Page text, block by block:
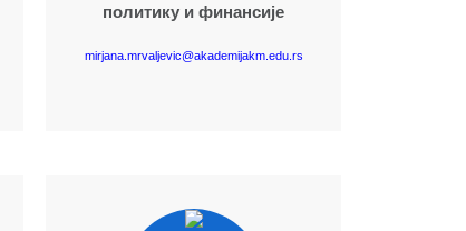
политику и финансије
mirjana.mrvaljevic@akademijakm.edu.rs
Више о наставнику